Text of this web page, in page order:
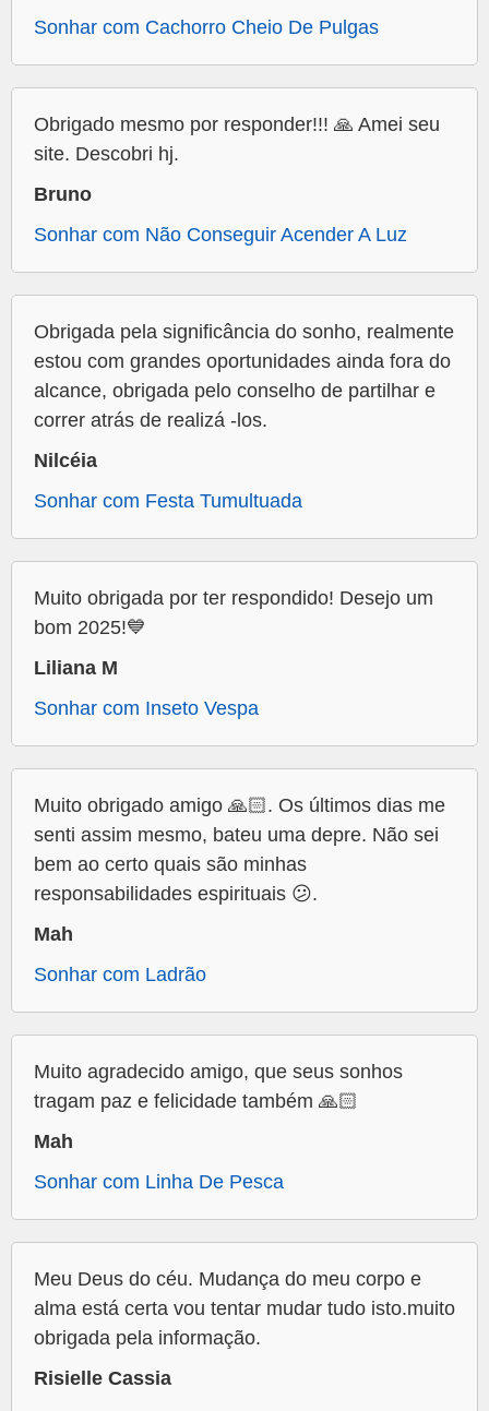
Sonhar com Cachorro Cheio De Pulgas
Obrigado mesmo por responder!!! 🙏 Amei seu
site. Descobri hj.
Bruno
Sonhar com Não Conseguir Acender A Luz
Obrigada pela significância do sonho, realmente
estou com grandes oportunidades ainda fora do
alcance, obrigada pelo conselho de partilhar e
correr atrás de realizá -los.
Nilcéia
Sonhar com Festa Tumultuada
Muito obrigada por ter respondido! Desejo um
bom 2025!💙
Liliana M
Sonhar com Inseto Vespa
Muito obrigado amigo 🙏🏻. Os últimos dias me
senti assim mesmo, bateu uma depre. Não sei
bem ao certo quais são minhas
responsabilidades espirituais 😕.
Mah
Sonhar com Ladrão
Muito agradecido amigo, que seus sonhos
tragam paz e felicidade também 🙏🏻
Mah
Sonhar com Linha De Pesca
Meu Deus do céu. Mudança do meu corpo e
alma está certa vou tentar mudar tudo isto.muito
obrigada pela informação.
Risielle Cassia